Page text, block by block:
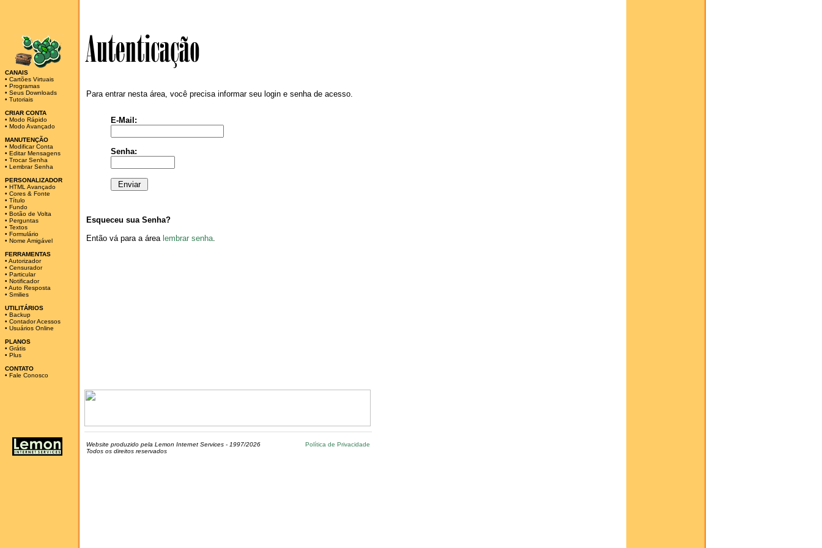
CANAIS
• Cartões Virtuais
• Programas
• Seus Downloads
• Tutoriais
CRIAR CONTA
• Modo Rápido
• Modo Avançado
MANUTENÇÃO
• Modificar Conta
• Editar Mensagens
• Trocar Senha
• Lembrar Senha
PERSONALIZADOR
• HTML Avançado
• Cores & Fonte
• Título
• Fundo
• Botão de Volta
• Perguntas
• Textos
• Formulário
• Nome Amigável
FERRAMENTAS
• Autorizador
• Censurador
• Particular
• Notificador
• Auto Resposta
• Smilies
UTILITÁRIOS
• Backup
• Contador Acessos
• Usuários Online
PLANOS
• Grátis
• Plus
CONTATO
• Fale Conosco
Para entrar nesta área, você precisa informar seu login e senha de acesso.
E-Mail:
Senha:
Esqueceu sua Senha?
Então vá para a área lembrar senha.
Website produzido pela Lemon Internet Services - 1997/2026
Todos os direitos reservados
Política de Privacidade